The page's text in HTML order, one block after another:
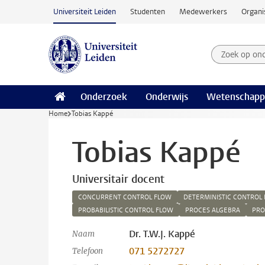
Ga naar hoofdinhoud
Universiteit Leiden Studenten Medewerkers
Zoek op
Zoekterm
Onderzoek Onderwijs
Home Tobias Kappé
Tobias Kappé
Universitair docent
CONCURRENT CONTROL FLOW DETERMINISTIC CONTROL
PROBABILISTIC CONTROL FLOW
PROCES ALGEBRA
Naam Dr. T.W.J. Kappé
Telefoon 071 5272727